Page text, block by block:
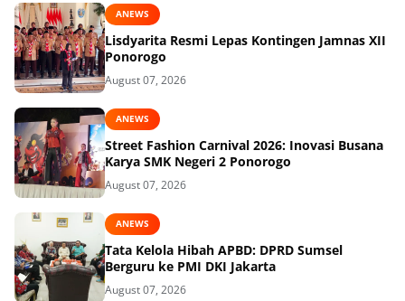
ANEWS
Lisdyarita Resmi Lepas Kontingen Jamnas XII
Ponorogo
August 07, 2026
ANEWS
Street Fashion Carnival 2026: Inovasi Busana
Karya SMK Negeri 2 Ponorogo
August 07, 2026
ANEWS
Tata Kelola Hibah APBD: DPRD Sumsel
Berguru ke PMI DKI Jakarta
August 07, 2026